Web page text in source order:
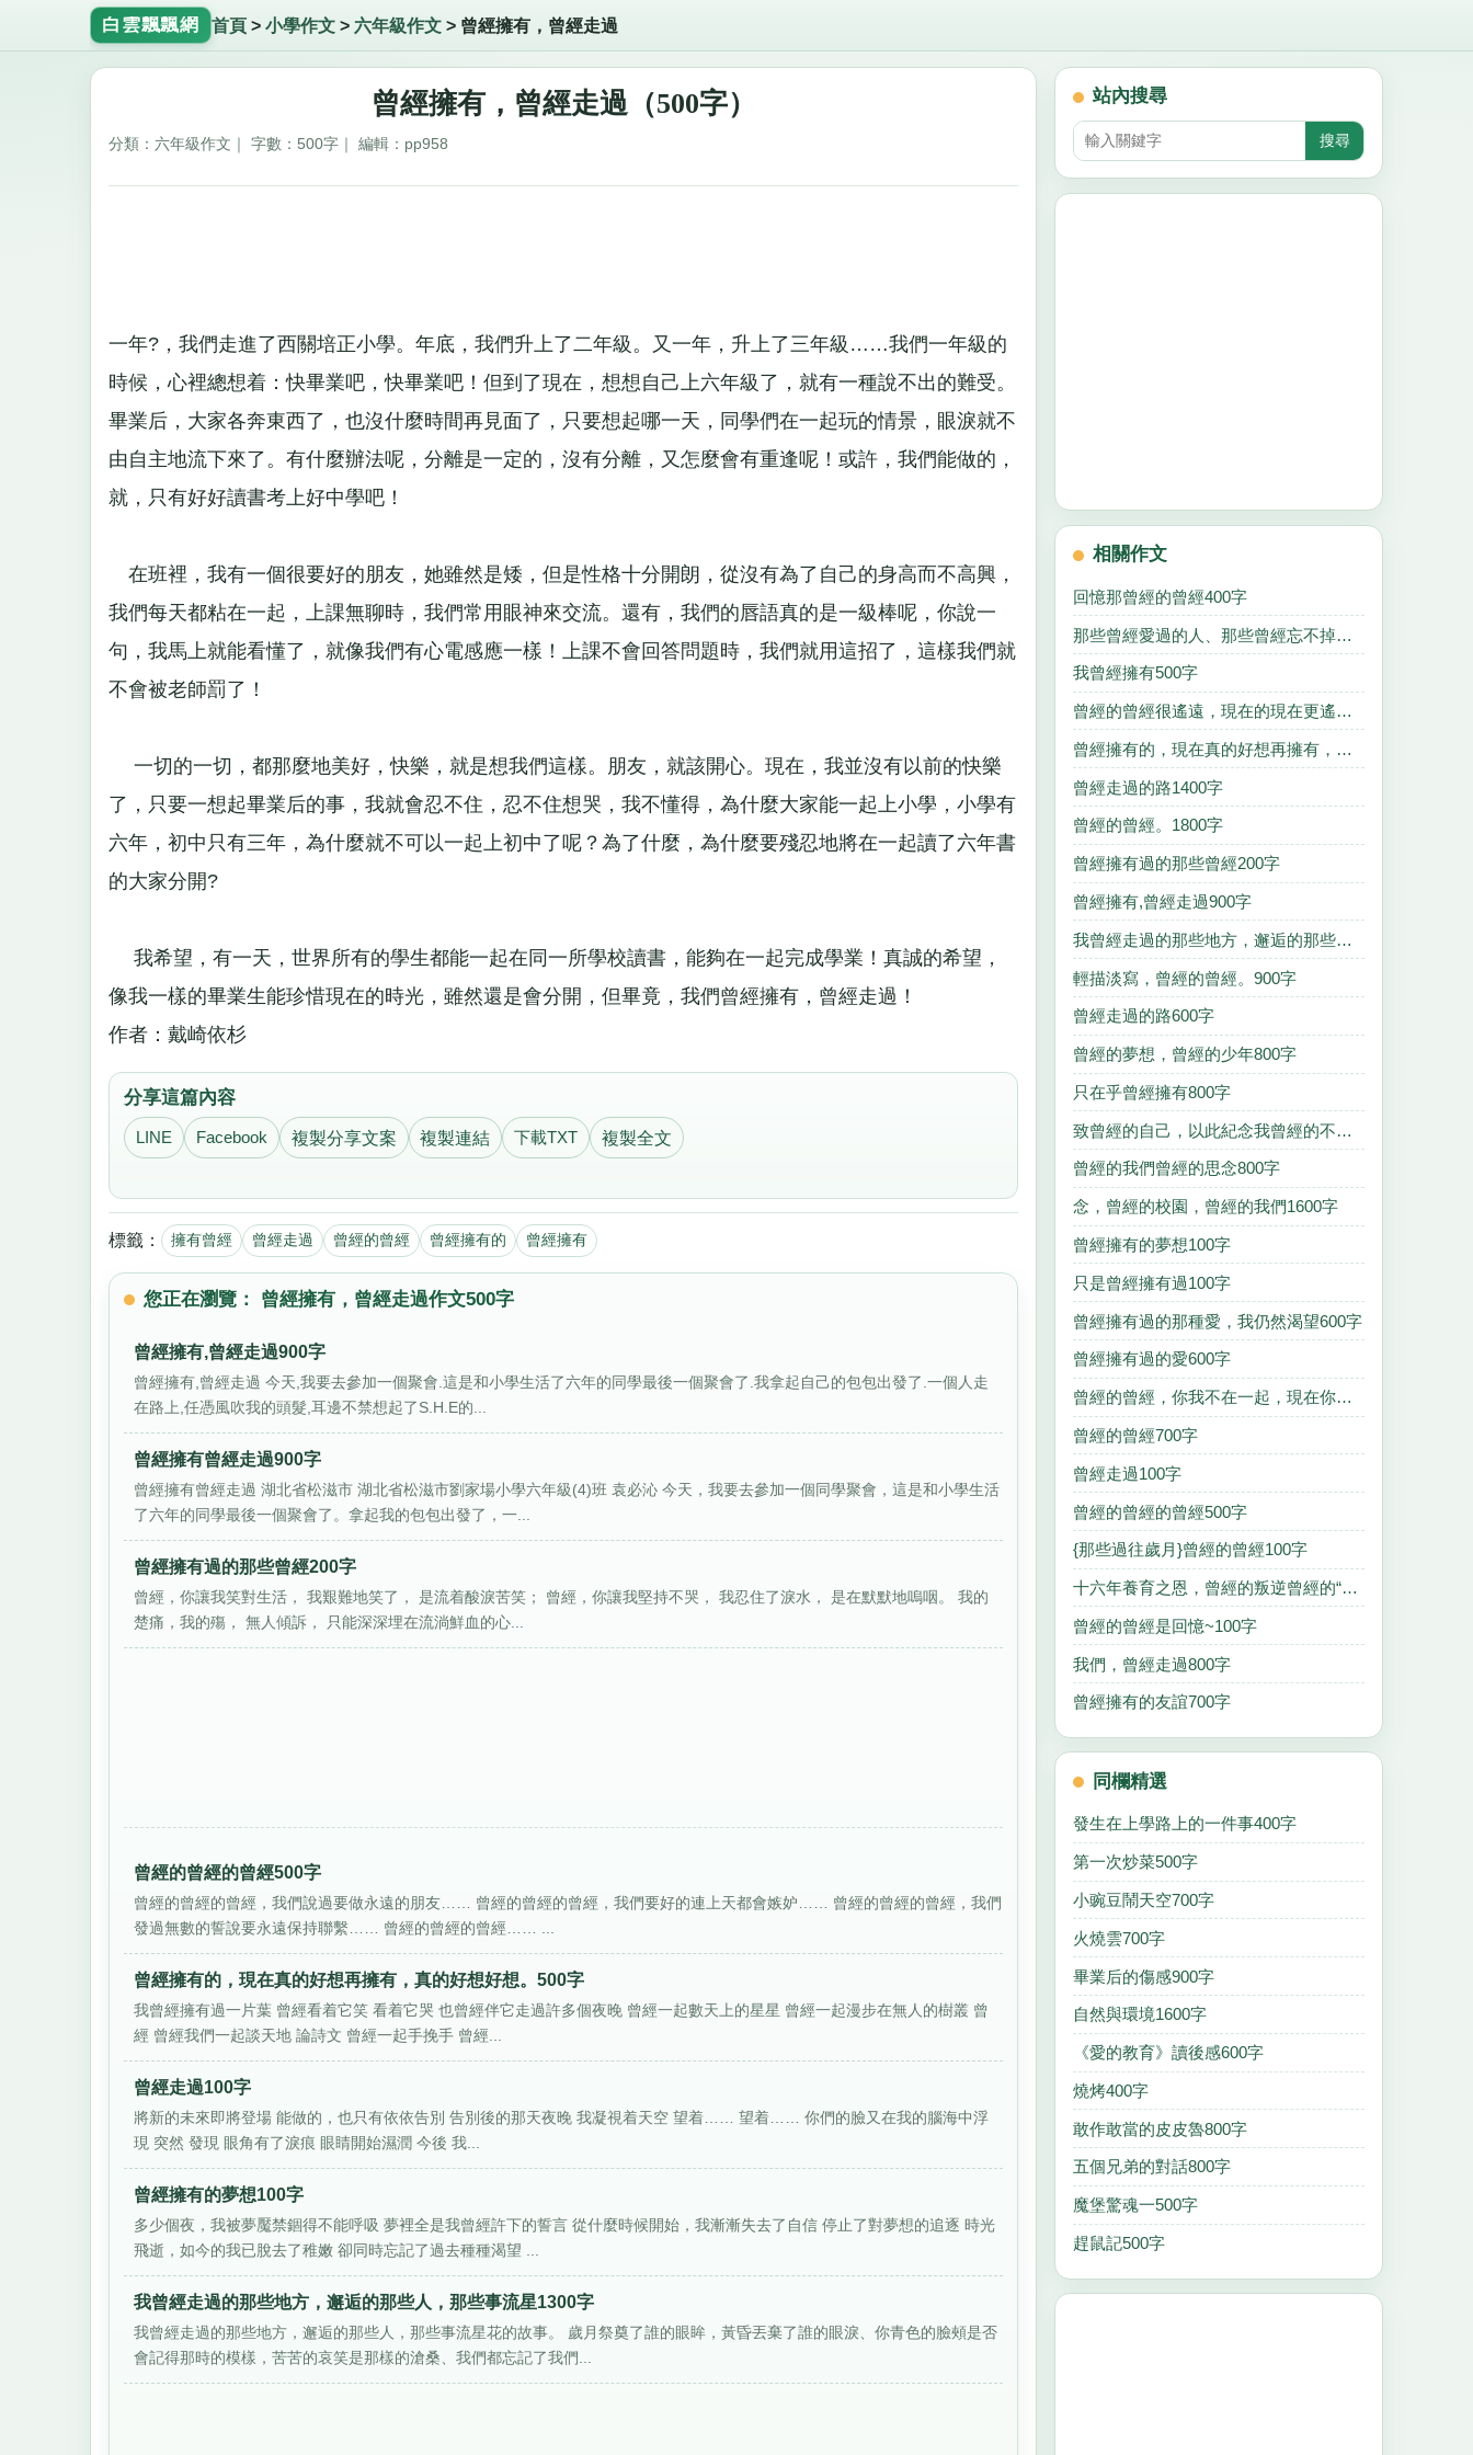
白雲飄飄網 首頁> 小學作文> 六年級作文> 曾經擁有，曾經走過
曾經擁有，曾經走過（500字）
分類：六年級作文｜ 字數：500字｜ 編輯：pp958
一年?，我們走進了西關培正小學。年底，我們升上了二年級。又一年，升上了三年級……我們一年級的
時候，心裡總想着：快畢業吧，快畢業吧！但到了現在，想想自己上六年級了，就有一種說不出的難受。
畢業后，大家各奔東西了，也沒什麼時間再見面了，只要想起哪一天，同學們在一起玩的情景，眼淚就不
由自主地流下來了。有什麼辦法呢，分離是一定的，沒有分離，又怎麼會有重逢呢！或許，我們能做的，
就，只有好好讀書考上好中學吧！
在班裡，我有一個很要好的朋友，她雖然是矮，但是性格十分開朗，從沒有為了自己的身高而不高興，
我們每天都粘在一起，上課無聊時，我們常用眼神來交流。還有，我們的唇語真的是一級棒呢，你說一
句，我馬上就能看懂了，就像我們有心電感應一樣！上課不會回答問題時，我們就用這招了，這樣我們就
不會被老師罰了！
一切的一切，都那麼地美好，快樂，就是想我們這樣。朋友，就該開心。現在，我並沒有以前的快樂
了，只要一想起畢業后的事，我就會忍不住，忍不住想哭，我不懂得，為什麼大家能一起上小學，小學有
六年，初中只有三年，為什麼就不可以一起上初中了呢？為了什麼，為什麼要殘忍地將在一起讀了六年書
的大家分開?
我希望，有一天，世界所有的學生都能一起在同一所學校讀書，能夠在一起完成學業！真誠的希望，
像我一樣的畢業生能珍惜現在的時光，雖然還是會分開，但畢竟，我們曾經擁有，曾經走過！
作者：戴崎依杉
分享這篇內容
LINE Facebook 複製分享文案 複製連結 下載TXT 複製全文
標籤： 擁有曾經 曾經走過 曾經的曾經 曾經擁有的 曾經擁有
您正在瀏覽： 曾經擁有，曾經走過作文500字
曾經擁有,曾經走過900字
曾經擁有,曾經走過 今天,我要去參加一個聚會.這是和小學生活了六年的同學最後一個聚會了.我拿起自己的包包出發了.一個人走
在路上,任憑風吹我的頭髮,耳邊不禁想起了S.H.E的...
曾經擁有曾經走過900字
曾經擁有曾經走過 湖北省松滋市 湖北省松滋市劉家場小學六年級(4)班 袁必沁 今天，我要去參加一個同學聚會，這是和小學生活
了六年的同學最後一個聚會了。拿起我的包包出發了，一...
曾經擁有過的那些曾經200字
曾經，你讓我笑對生活， 我艱難地笑了， 是流着酸淚苦笑； 曾經，你讓我堅持不哭， 我忍住了淚水， 是在默默地嗚咽。 我的
楚痛，我的殤， 無人傾訴， 只能深深埋在流淌鮮血的心...
曾經的曾經的曾經500字
曾經的曾經的曾經，我們說過要做永遠的朋友…… 曾經的曾經的曾經，我們要好的連上天都會嫉妒…… 曾經的曾經的曾經，我們
發過無數的誓說要永遠保持聯繫…… 曾經的曾經的曾經…… ...
曾經擁有的，現在真的好想再擁有，真的好想好想。500字
我曾經擁有過一片葉 曾經看着它笑 看着它哭 也曾經伴它走過許多個夜晚 曾經一起數天上的星星 曾經一起漫步在無人的樹叢 曾
經 曾經我們一起談天地 論詩文 曾經一起手挽手 曾經...
曾經走過100字
將新的未來即將登場 能做的，也只有依依告別 告別後的那天夜晚 我凝視着天空 望着…… 望着…… 你們的臉又在我的腦海中浮
現 突然 發現 眼角有了淚痕 眼睛開始濕潤 今後 我...
曾經擁有的夢想100字
多少個夜，我被夢魘禁錮得不能呼吸 夢裡全是我曾經許下的誓言 從什麼時候開始，我漸漸失去了自信 停止了對夢想的追逐 時光
飛逝，如今的我已脫去了稚嫩 卻同時忘記了過去種種渴望 ...
我曾經走過的那些地方，邂逅的那些人，那些事流星1300字
我曾經走過的那些地方，邂逅的那些人，那些事流星花的故事。 歲月祭奠了誰的眼眸，黃昏丟棄了誰的眼淚、你青色的臉頰是否
會記得那時的模樣，苦苦的哀笑是那樣的滄桑、我們都忘記了我們...
站內搜尋
相關作文
回憶那曾經的曾經400字
那些曾經愛過的人、那些曾經忘不掉的傷、那些我們400字
我曾經擁有500字
曾經的曾經很遙遠，現在的現在更遙遠！500字
曾經擁有的，現在真的好想再擁有，真的好想好想。500字
曾經走過的路1400字
曾經的曾經。1800字
曾經擁有過的那些曾經200字
曾經擁有,曾經走過900字
我曾經走過的那些地方，邂逅的那些人，那些事流星1300字
輕描淡寫，曾經的曾經。900字
曾經走過的路600字
曾經的夢想，曾經的少年800字
只在乎曾經擁有800字
致曾經的自己，以此紀念我曾經的不堪的一年1300字
曾經的我們曾經的思念800字
念，曾經的校園，曾經的我們1600字
曾經擁有的夢想100字
只是曾經擁有過100字
曾經擁有過的那種愛，我仍然渴望600字
曾經擁有過的愛600字
曾經的曾經，你我不在一起，現在你卻離開1000字
曾經的曾經700字
曾經走過100字
曾經的曾經的曾經500字
{那些過往歲月}曾經的曾經100字
十六年養育之恩，曾經的叛逆曾經的“敵人”讓我為1600字
曾經的曾經是回憶~100字
我們，曾經走過800字
曾經擁有的友誼700字
同欄精選
發生在上學路上的一件事400字
第一次炒菜500字
小豌豆鬧天空700字
火燒雲700字
畢業后的傷感900字
自然與環境1600字
《愛的教育》讀後感600字
燒烤400字
敢作敢當的皮皮魯800字
五個兄弟的對話800字
魔堡驚魂一500字
趕鼠記500字